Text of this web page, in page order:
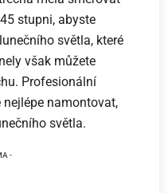
stupni, abyste
světla, které
však můžete
Profesionální
nejlépe namontovat,
světla.